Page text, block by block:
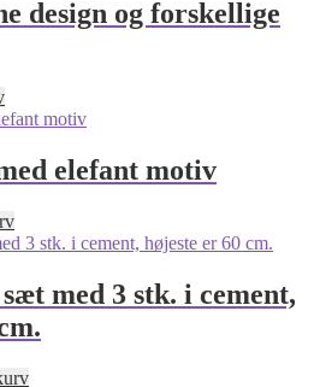
design og forskellige
elefant motiv
med 3 stk. i cement,